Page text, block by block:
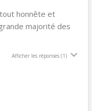
honnête et
majorité des
Afficher les réponses (1)